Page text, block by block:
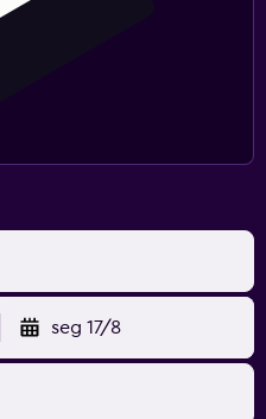
seg 17/8